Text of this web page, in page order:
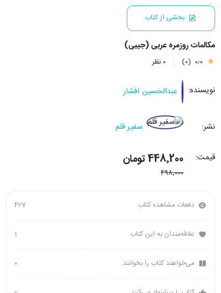
بخشی از کتاب
مکالمات روزمره عربی (جیبی)
0٫0 (0) 0 نظر
نویسنده: عبدالحسین افشار
نشر: سفیر قلم
قیمت: 448٬200 تومان
498٬000
دفعات مشاهده کتاب 427
علاقه‌مندان به این کتاب 1
می‌خواهند کتاب را بخوانند. 0